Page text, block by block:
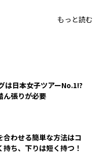
もっと読む
は日本女子ツアーNo.1!?
ん張りが必要
合わせる簡単な方法はコ
ち、下りは短く持つ！